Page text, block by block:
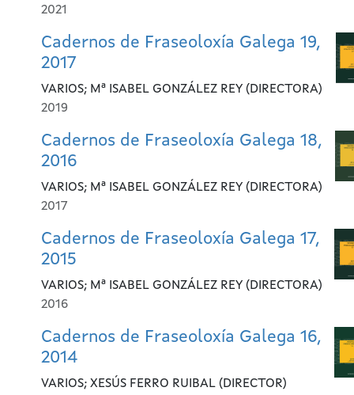
2021
Cadernos de Fraseoloxía Galega 19,
2017
VARIOS; Mª ISABEL GONZÁLEZ REY (DIRECTORA)
2019
Cadernos de Fraseoloxía Galega 18,
2016
VARIOS; Mª ISABEL GONZÁLEZ REY (DIRECTORA)
2017
Cadernos de Fraseoloxía Galega 17,
2015
VARIOS; Mª ISABEL GONZÁLEZ REY (DIRECTORA)
2016
Cadernos de Fraseoloxía Galega 16,
2014
VARIOS; XESÚS FERRO RUIBAL (DIRECTOR)